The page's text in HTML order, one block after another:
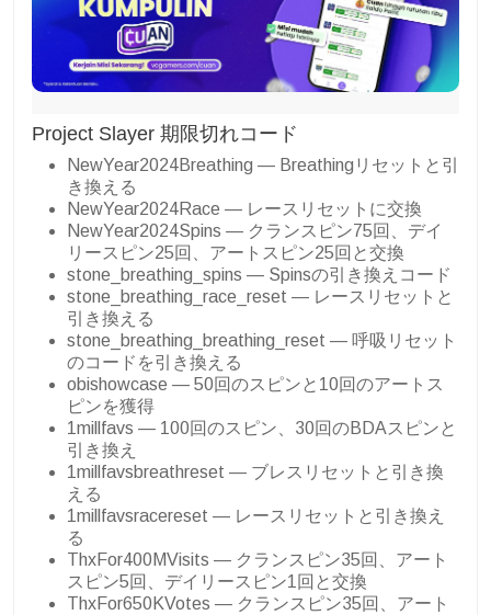
Project Slayer 期限切れコード
NewYear2024Breathing — Breathingリセットと引
き換える
NewYear2024Race — レースリセットに交換
NewYear2024Spins — クランスピン75回、デイ
リースピン25回、アートスピン25回と交換
stone_breathing_spins — Spinsの引き換えコード
stone_breathing_race_reset — レースリセットと
引き換える
stone_breathing_breathing_reset — 呼吸リセット
のコードを引き換える
obishowcase — 50回のスピンと10回のアートス
ピンを獲得
1millfavs — 100回のスピン、30回のBDAスピンと
引き換え
1millfavsbreathreset — ブレスリセットと引き換
える
1millfavsracereset — レースリセットと引き換え
る
ThxFor400MVisits — クランスピン35回、アート
スピン5回、デイリースピン1回と交換
ThxFor650KVotes — クランスピン35回、アート